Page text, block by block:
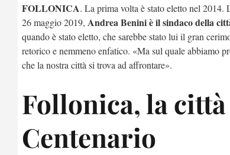
FOLLONICA. La prima volta è stato eletto nel
26 maggio 2019, Andrea Benini è il sindaco della
quando è stato eletto, che sarebbe stato lui il gran
retorico e nemmeno enfatico. «Ma sul quale abbiamo
che la nostra città si trova ad affrontare».
Follonica, la
Centenario